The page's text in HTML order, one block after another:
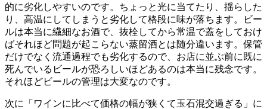
的に劣化しやすいのです。ちょっと光に当てたり、揺らした
り、高温にしてしまうと劣化して格段に味が落ちます。ビー
ルは本当に繊細なお酒で、抜栓してから常温で蓋をしておけ
ばそれほど問題が起こらない蒸留酒とは随分違います。保管
だけでなく流通過程でも劣化するので、お店に並ぶ前に既に
死んでいるビールが恐ろしいほどあるのは本当に残念です。
それほどビールの管理は大変なのです。
次に「ワインに比べて価格の幅が狭くて玉石混交過ぎる」に